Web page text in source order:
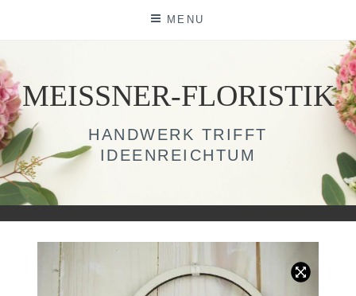
MENU
MEISSNER-FLORISTIK
HANDWERK TRIFFT
IDEENREICHTUM